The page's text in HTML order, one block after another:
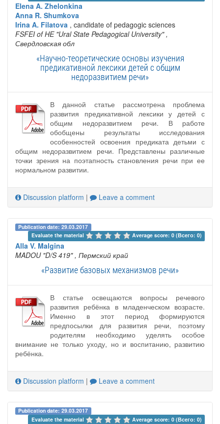
Elena A. Zhelonkina
Anna R. Shumkova
Irina A. Filatova , candidate of pedagogic sciences
FSFEI of HE "Ural State Pedagogical University" ,
Свердловская обл
«Научно-теоретические основы изучения
предикативной лексики детей с общим
недоразвитием речи»
В данной статье рассмотрена проблема
развития предикативной лексики у детей с
общим недоразвитием речи. В работе
обобщены результаты исследования
особенностей освоения предиката детьми с
общим недоразвитием речи. Представлены различные
точки зрения на поэтапность становления речи при ее
нормальном развитии.
Discussion platform | Leave a comment
Publication date: 29.03.2017
Evaluate the material
Average score: 0 (Всего: 0)
Alla V. Malgina
MADOU "D/S 419" , Пермский край
«Развитие базовых механизмов речи»
В статье освещаются вопросы речевого
развития ребёнка в младенческом возрасте.
Именно в этот период формируются
предпосылки для развития речи, поэтому
родителям необходимо уделять особое
внимание не только уходу, но и воспитанию, развитию
ребёнка.
Discussion platform | Leave a comment
Publication date: 29.03.2017
Evaluate the material
Average score: 0 (Всего: 0)